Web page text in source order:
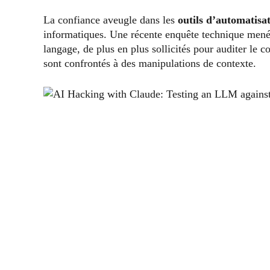
La confiance aveugle dans les outils
informatiques. Une récente enquête technique
langage, de plus en plus sollicités pour auditer le
sont confrontés à des manipulations de contexte.